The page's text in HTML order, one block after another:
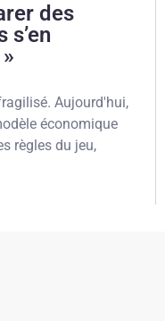
des
s’en
Aujourd'hui,
économique
règles du jeu,